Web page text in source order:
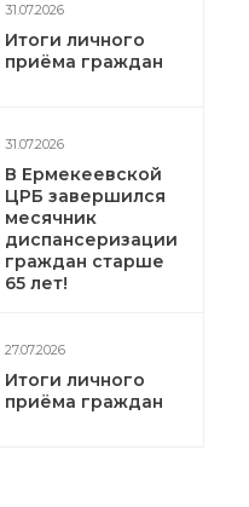
31.07.2026
Итоги личного
приёма граждан
31.07.2026
В Ермекеевской
ЦРБ завершился
месячник
диспансеризации
граждан старше
65 лет!
27.07.2026
Итоги личного
приёма граждан